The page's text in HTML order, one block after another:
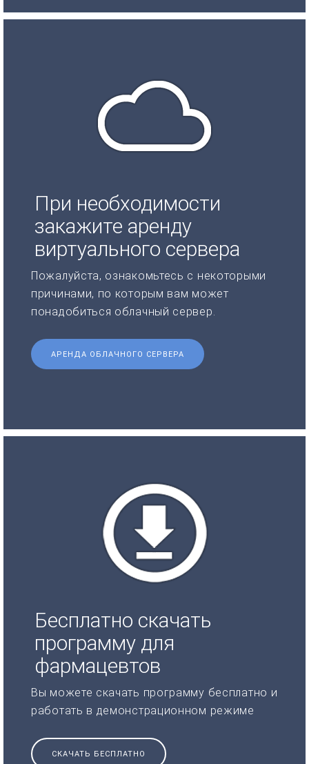
При необходимости
закажите аренду
виртуального сервера
Пожалуйста, ознакомьтесь с некоторыми
причинами, по которым вам может
понадобиться облачный сервер.
АРЕНДА ОБЛАЧНОГО СЕРВЕРА
Бесплатно скачать
программу для
фармацевтов
Вы можете скачать программу бесплатно и
работать в демонстрационном режиме
СКАЧАТЬ БЕСПЛАТНО